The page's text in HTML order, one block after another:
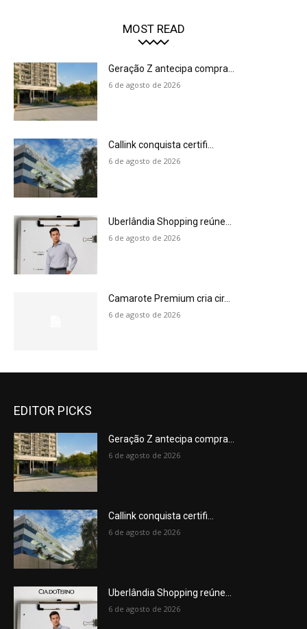
MOST READ
Geração Z antecipa compra...
6 de agosto de 2026
Callink conquista certifi...
6 de agosto de 2026
Uberlândia Shopping reúne...
6 de agosto de 2026
Camarote Premium cria cir...
6 de agosto de 2026
EDITOR PICKS
Geração Z antecipa compra...
6 de agosto de 2026
Callink conquista certifi...
6 de agosto de 2026
Uberlândia Shopping reúne...
6 de agosto de 2026